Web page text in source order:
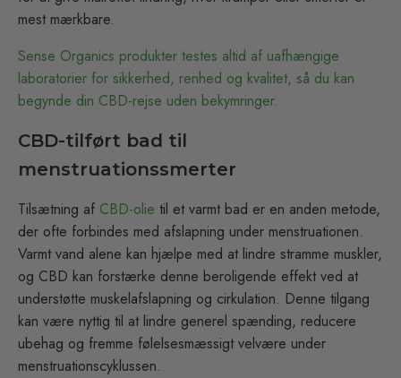
mest mærkbare.
Sense Organics produkter testes altid af uafhængige
laboratorier for sikkerhed, renhed og kvalitet, så du kan
begynde din CBD-rejse uden bekymringer.
CBD-tilført bad til
menstruationssmerter
Tilsætning af CBD-olie til et varmt bad er en anden metode,
der ofte forbindes med afslapning under menstruationen.
Varmt vand alene kan hjælpe med at lindre stramme muskler,
og CBD kan forstærke denne beroligende effekt ved at
understøtte muskelafslapning og cirkulation. Denne tilgang
kan være nyttig til at lindre generel spænding, reducere
ubehag og fremme følelsesmæssigt velvære under
menstruationscyklussen.